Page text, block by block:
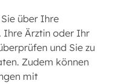
über Ihre
Ihre Ärztin oder Ihr
und Sie zu
Zudem können
mit